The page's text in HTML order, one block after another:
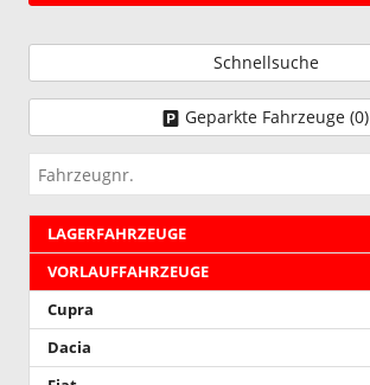
Schnellsuche
Geparkte Fahrzeuge (0)
Fahrzeugnr.
LAGERFAHRZEUGE
VORLAUFFAHRZEUGE
Cupra
Dacia